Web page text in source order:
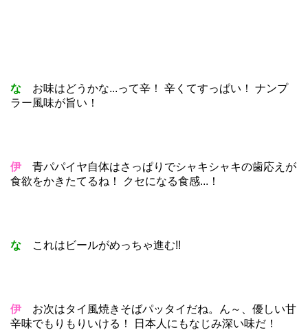
な お味はどうかな...って辛！ 辛くてすっぱい！ ナンプ
ラー風味が旨い！
伊 青パパイヤ自体はさっぱりでシャキシャキの歯応えが
食欲をかきたてるね！ クセになる食感...！
な これはビールがめっちゃ進む!!
伊 お次はタイ風焼きそばパッタイだね。ん～、優しい甘
辛味でもりもりいける！ 日本人にもなじみ深い味だ！